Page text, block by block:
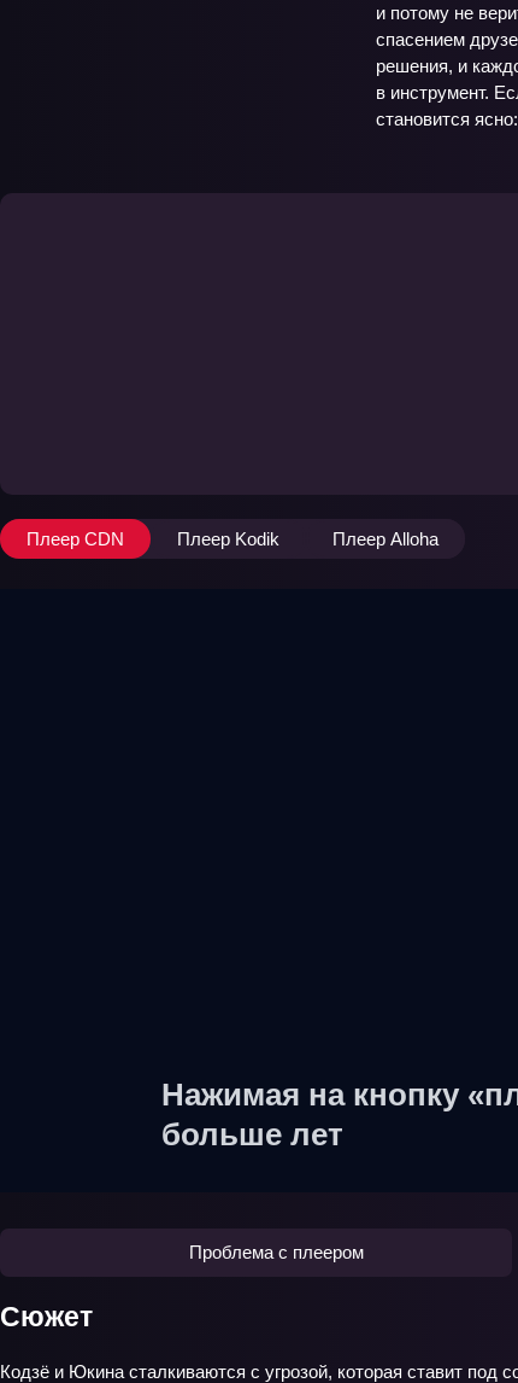
и потому не
спасением
решения, и
в инструмент.
становится
Плеер CDN Плеер Kodik Плеер Alloha
Нажимая на кнопку
больше лет
Проблема с плеером
Сюжет
Кодзё и Юкина сталкиваются с угрозой, которая ставит